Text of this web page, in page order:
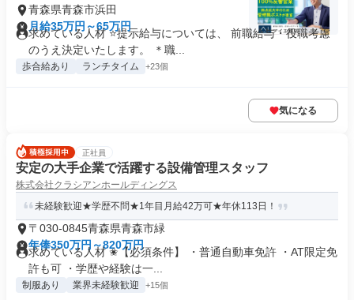
青森県青森市浜田
月給35万円～65万円
求めている人材 ⭐提示給与については、 前職給与・役職考慮
のうえ決定いたします。 ＊職...
歩合給あり ランチタイム +23個
気になる
正社員
安定の大手企業で活躍する設備管理スタッフ
株式会社クラシアンホールディングス
未経験歓迎★学歴不問★1年目月給42万可★年休113日！
〒030-0845青森県青森市緑
年俸350万円～820万円
求めている人材 ✬【必須条件】 ・普通自動車免許 ・AT限定免
許も可 ・学歴や経験は一...
制服あり 業界未経験歓迎 +15個